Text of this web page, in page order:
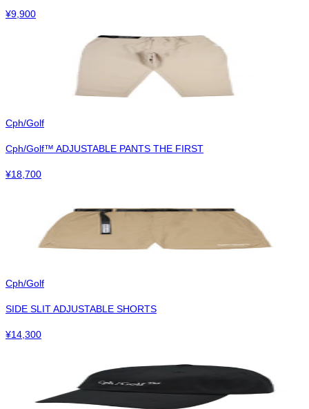
¥9,900
Cph/Golf
Cph/Golf™︎ ADJUSTABLE PANTS THE FIRST
¥18,700
Cph/Golf
SIDE SLIT ADJUSTABLE SHORTS
¥14,300